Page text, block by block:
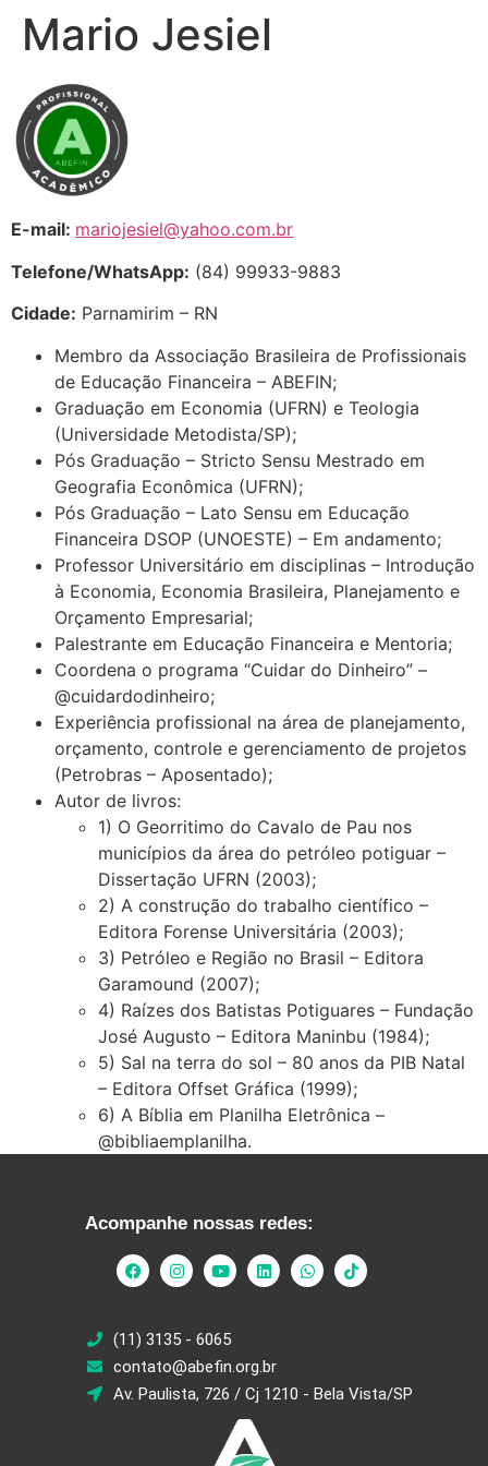
Mario Jesiel
E-mail: mariojesiel@yahoo.com.br
Telefone/WhatsApp: (84) 99933-9883
Cidade: Parnamirim – RN
Membro da Associação Brasileira de Profissionais
de Educação Financeira – ABEFIN;
Graduação em Economia (UFRN) e Teologia
(Universidade Metodista/SP);
Pós Graduação – Stricto Sensu Mestrado em
Geografia Econômica (UFRN);
Pós Graduação – Lato Sensu em Educação
Financeira DSOP (UNOESTE) – Em andamento;
Professor Universitário em disciplinas – Introdução
à Economia, Economia Brasileira, Planejamento e
Orçamento Empresarial;
Palestrante em Educação Financeira e Mentoria;
Coordena o programa “Cuidar do Dinheiro” –
@cuidardodinheiro;
Experiência profissional na área de planejamento,
orçamento, controle e gerenciamento de projetos
(Petrobras – Aposentado);
Autor de livros:
1) O Georritimo do Cavalo de Pau nos
municípios da área do petróleo potiguar –
Dissertação UFRN (2003);
2) A construção do trabalho científico –
Editora Forense Universitária (2003);
3) Petróleo e Região no Brasil – Editora
Garamound (2007);
4) Raízes dos Batistas Potiguares – Fundação
José Augusto – Editora Maninbu (1984);
5) Sal na terra do sol – 80 anos da PIB Natal
– Editora Offset Gráfica (1999);
6) A Bíblia em Planilha Eletrônica –
@bibliaemplanilha.
Acompanhe nossas redes:
(11) 3135 - 6065
contato@abefin.org.br
Av. Paulista, 726 / Cj 1210 - Bela Vista/SP